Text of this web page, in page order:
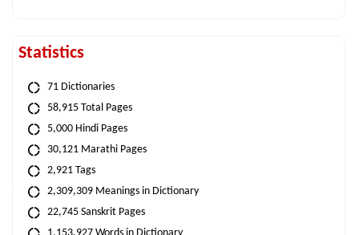
Statistics
71 Dictionaries
58,915 Total Pages
5,000 Hindi Pages
30,121 Marathi Pages
2,921 Tags
2,309,309 Meanings in Dictionary
22,745 Sanskrit Pages